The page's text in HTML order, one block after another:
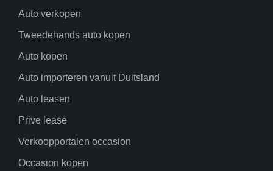
Auto verkopen
Tweedehands auto kopen
Auto kopen
Auto importeren vanuit Duitsland
Auto leasen
Prive lease
Verkoopportalen occasion
Occasion kopen